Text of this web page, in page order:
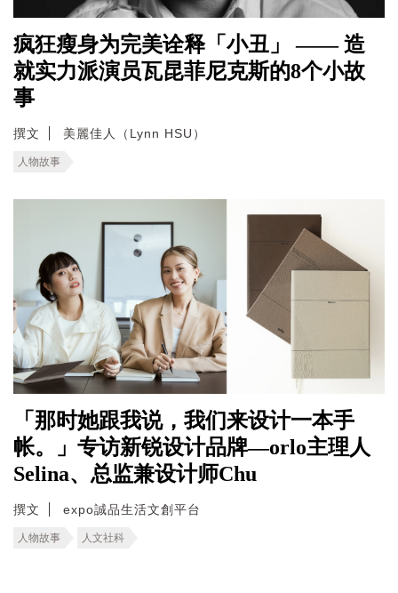
疯狂瘦身为完美诠释「小丑」 —— 造
就实力派演员瓦昆菲尼克斯的8个小故
事
撰文 美麗佳人（Lynn HSU）
人物故事
「那时她跟我说，我们来设计一本手
帐。」专访新锐设计品牌—orlo主理人
Selina、总监兼设计师Chu
撰文 expo誠品生活文創平台
人物故事 人文社科